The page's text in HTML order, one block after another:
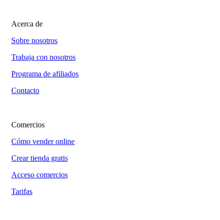
Acerca de
Sobre nosotros
Trabaja con nosotros
Programa de afiliados
Contacto
Comercios
Cómo vender online
Crear tienda gratis
Acceso comercios
Tarifas